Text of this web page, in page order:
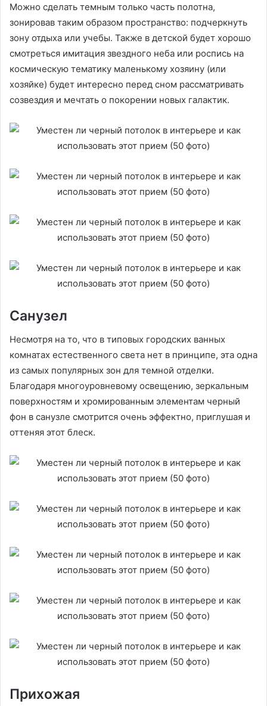
Можно сделать темным только часть полотна,
зонировав таким образом пространство: подчеркнуть
зону отдыха или учебы. Также в детской будет хорошо
смотреться имитация звездного неба или роспись на
космическую тематику маленькому хозяину (или
хозяйке) будет интересно перед сном рассматривать
созвездия и мечтать о покорении новых галактик.
Санузел
Несмотря на то, что в типовых городских ванных
комнатах естественного света нет в принципе, эта одна
из самых популярных зон для темной отделки.
Благодаря многоуровневому освещению, зеркальным
поверхностям и хромированным элементам черный
фон в санузле смотрится очень эффектно, приглушая и
оттеняя этот блеск.
Прихожая